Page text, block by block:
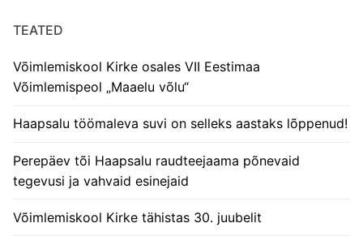
TEATED
Võimlemiskool Kirke osales VII Eestimaa
Võimlemispeol „Maaelu võlu“
Haapsalu töömaleva suvi on selleks aastaks lõppenud!
Perepäev tõi Haapsalu raudteejaama põnevaid
tegevusi ja vahvaid esinejaid
Võimlemiskool Kirke tähistas 30. juubelit